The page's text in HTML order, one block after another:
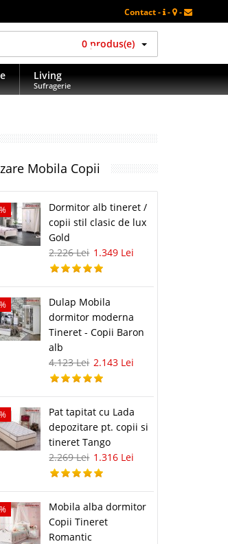
Contact - - -
0 produs(e)
Living
Sufragerie
Mobila Copii
Dormitor alb tineret /
copii stil clasic de lux
Gold
2.226 Lei 1.349 Lei
Dulap Mobila
dormitor moderna
Tineret - Copii Baron
alb
4.123 Lei 2.143 Lei
Pat tapitat cu Lada
depozitare pt. copii si
tineret Tango
2.269 Lei 1.316 Lei
Mobila alba dormitor
Copii Tineret
Romantic